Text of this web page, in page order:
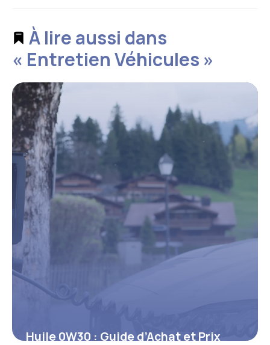
À lire aussi dans
« Entretien Véhicules »
Huile 0W30 : Guide d’Achat et Prix